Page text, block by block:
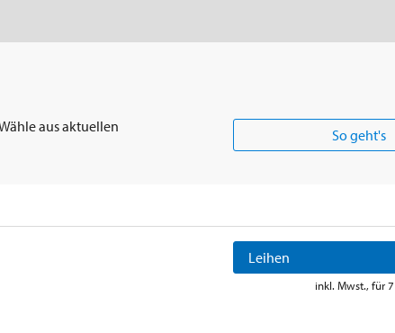
aus aktuellen
So geht's
Leihen
inkl. Mwst., für 7